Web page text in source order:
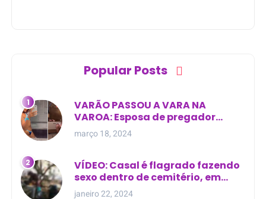
Popular Posts
VARÃO PASSOU A VARA NA
VAROA: Esposa de pregador
evangélico descobre
relacionamento extra-conjugal
março 18, 2024
VÍDEO: Casal é flagrado fazendo
sexo dentro de cemitério, em
cima de túmulo no Maranhão
janeiro 22, 2024